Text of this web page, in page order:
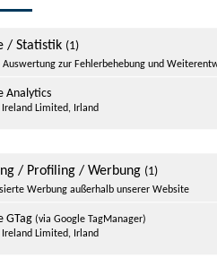
enthalten.
Hans-Peter Porsche
Traumwerk
Anger-Aufham
/ Statistik (1)
Auswertung zur Fehlerbehebung und
Analytics
Ireland Limited, Irland
/ Profiling / Werbung (1)
Werbung außerhalb unserer Website
GTag (via Google TagManager)
Ireland Limited, Irland